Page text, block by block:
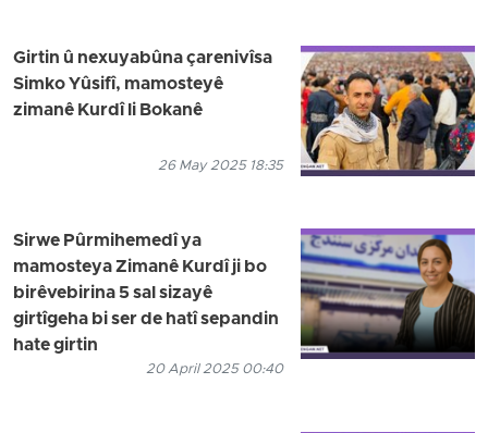
Girtin û nexuyabûna çarenivîsa
Simko Yûsifî, mamosteyê
zimanê Kurdî li Bokanê
26 May 2025 18:35
Sirwe Pûrmihemedî ya
mamosteya Zimanê Kurdî ji bo
birêvebirina 5 sal sizayê
girtîgeha bi ser de hatî sepandin
hate girtin
20 April 2025 00:40